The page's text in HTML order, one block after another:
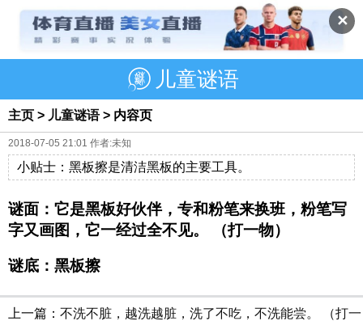
✕
儿童谜语
主页 > 儿童谜语> 内容页
2018-07-05 21:01 作者:未知
小贴士：黑板擦是清洁黑板的主要工具。
谜面：它是黑板好伙伴，专和粉笔来换班，粉笔写
字又画图，它一经过全不见。 （打一物）
谜底：黑板擦
上一篇： 不洗不脏，越洗越脏，洗了不吃，不洗能尝。 （打一